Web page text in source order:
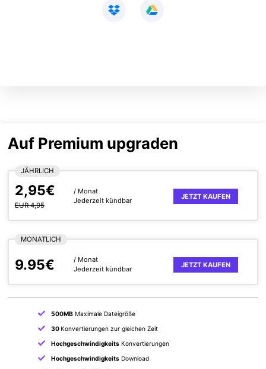
Auf Premium upgraden
JÄHRLICH
2,95€
EUR 4,95
/ Monat
Jederzeit kündbar
JETZT KAUFEN
MONATLICH
9.95€
/ Monat
Jederzeit kündbar
JETZT KAUFEN
500MBMaximale Dateigröße
30 Konvertierungen zur gleichen Zeit
HochgeschwindigkeitsKonvertierungen
HochgeschwindigkeitsDownload